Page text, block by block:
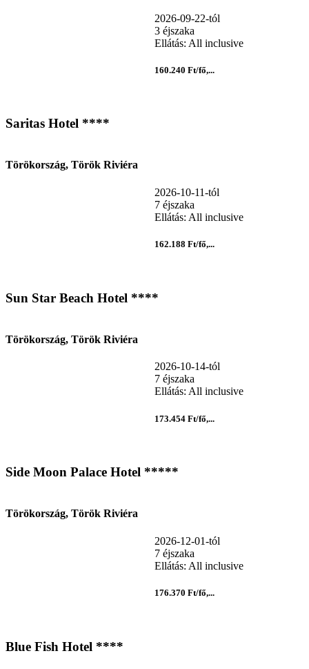
2026-09-22-tól
3 éjszaka
Ellátás: All inclusive
160.240 Ft/fő,...
Saritas Hotel ****
Törökország, Török Riviéra
2026-10-11-tól
7 éjszaka
Ellátás: All inclusive
162.188 Ft/fő,...
Sun Star Beach Hotel ****
Törökország, Török Riviéra
2026-10-14-tól
7 éjszaka
Ellátás: All inclusive
173.454 Ft/fő,...
Side Moon Palace Hotel *****
Törökország, Török Riviéra
2026-12-01-tól
7 éjszaka
Ellátás: All inclusive
176.370 Ft/fő,...
Blue Fish Hotel ****